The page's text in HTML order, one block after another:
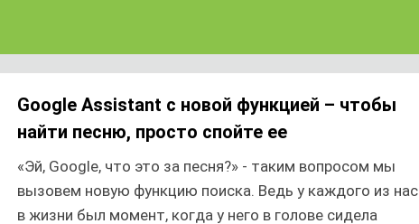
Google Assistant с новой функцией – чтобы
найти песню, просто спойте ее
«Эй, Google, что это за песня?» - таким вопросом мы
вызовем новую функцию поиска. Ведь у каждого из нас
в жизни был момент, когда у него в голове сидела